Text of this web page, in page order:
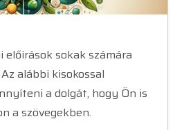
sokak számára
alábbi kisokossal
a dolgát, hogy Ön is
a szövegekben.